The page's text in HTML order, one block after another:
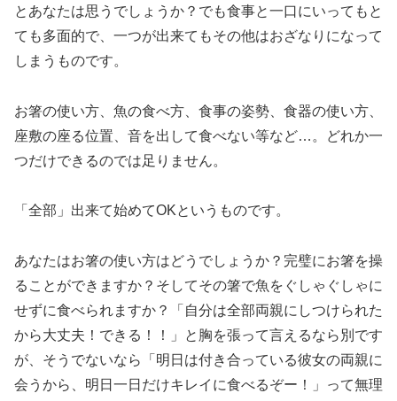
とあなたは思うでしょうか？でも食事と一口にいってもと
ても多面的で、一つが出来てもその他はおざなりになって
しまうものです。
お箸の使い方、魚の食べ方、食事の姿勢、食器の使い方、
座敷の座る位置、音を出して食べない等など…。どれか一
つだけできるのでは足りません。
「全部」出来て始めてOKというものです。
あなたはお箸の使い方はどうでしょうか？完璧にお箸を操
ることができますか？そしてその箸で魚をぐしゃぐしゃに
せずに食べられますか？「自分は全部両親にしつけられた
から大丈夫！できる！！」と胸を張って言えるなら別です
が、そうでないなら「明日は付き合っている彼女の両親に
会うから、明日一日だけキレイに食べるぞー！」って無理